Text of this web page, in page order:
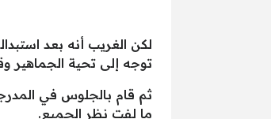
لكن الغريب أنه بعد
توجه إلى تحية الجماهير
ثم قام بالجلوس في
ما لفت نظر الجميع.